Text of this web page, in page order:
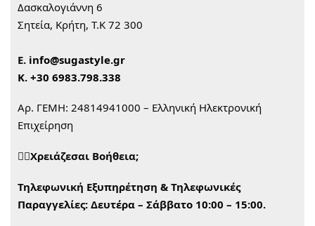
Δασκαλογιάννη 6
Σητεία, Κρήτη, Τ.Κ 72 300
Ε. info@sugastyle.gr
Κ. +30 6983.798.338
Αρ. ΓΕΜΗ: 24814941000 – Ελληνική Ηλεκτρονική
Επιχείρηση
🙋‍♀️Χρειάζεσαι Βοήθεια;
Τηλεφωνική Εξυπηρέτηση & Τηλεφωνικές
Παραγγελίες: Δευτέρα – Σάββατο 10:00 – 15:00.